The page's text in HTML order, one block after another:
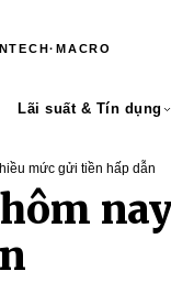
·MACRO
Lãi suất & Tín dụng
mức gửi tiền hấp dẫn